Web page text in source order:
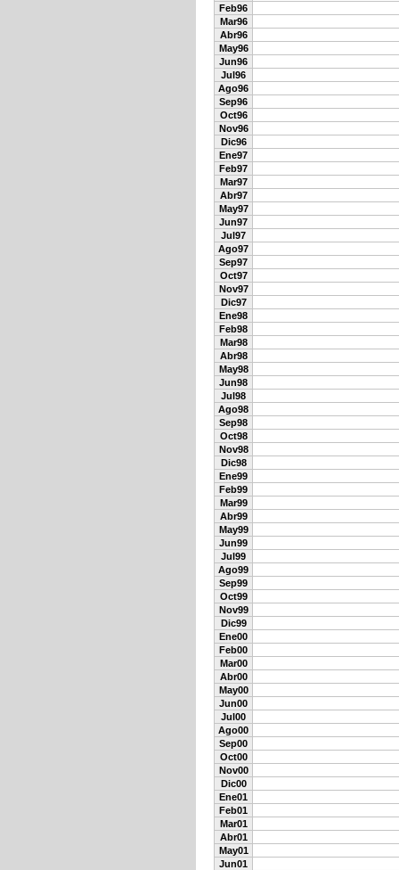
Feb96
Mar96
Abr96
May96
Jun96
Jul96
Ago96
Sep96
Oct96
Nov96
Dic96
Ene97
Feb97
Mar97
Abr97
May97
Jun97
Jul97
Ago97
Sep97
Oct97
Nov97
Dic97
Ene98
Feb98
Mar98
Abr98
May98
Jun98
Jul98
Ago98
Sep98
Oct98
Nov98
Dic98
Ene99
Feb99
Mar99
Abr99
May99
Jun99
Jul99
Ago99
Sep99
Oct99
Nov99
Dic99
Ene00
Feb00
Mar00
Abr00
May00
Jun00
Jul00
Ago00
Sep00
Oct00
Nov00
Dic00
Ene01
Feb01
Mar01
Abr01
May01
Jun01